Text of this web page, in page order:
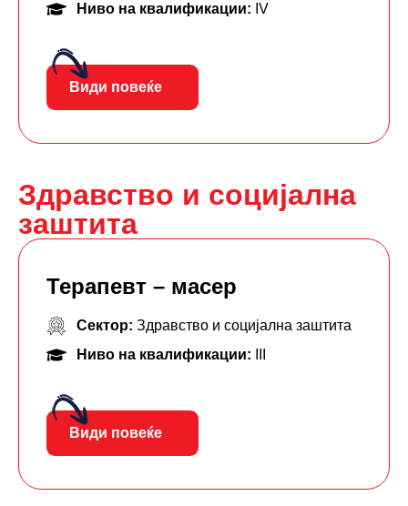
Ниво на квалификации: IV
Види повеќе
Здравство и социјална
заштита
Терапевт – масер
Сектор: Здравство и социјална заштита
Ниво на квалификации:
Види повеќе